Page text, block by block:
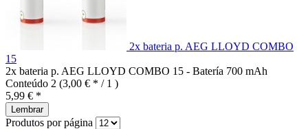
2x bateria p. AEG LLOYD COMBO
15
2x bateria p. AEG LLOYD COMBO 15 - Batería 700 mAh
Conteúdo 2 (3,00 € * / 1 )
5,99 € *
Lembrar
Produtos por página